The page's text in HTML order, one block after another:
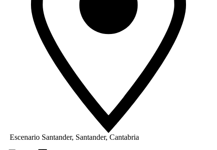
Escenario Santander, Santander, Cantabria